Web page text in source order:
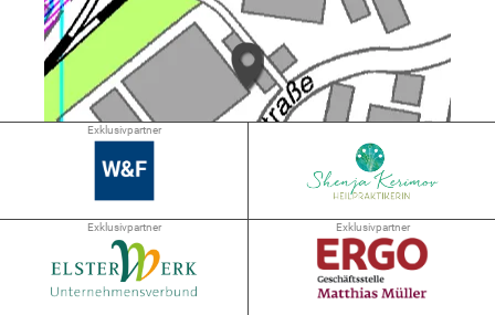
➜ 2.8 km
Exklusivpartner
Exklusivpartner Exklusivpartner